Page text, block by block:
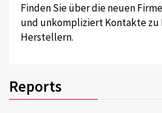
Finden Sie über die neuen
und unkompliziert Kontakte zu
Herstellern.
Reports